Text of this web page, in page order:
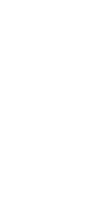
de manera
exigirles que
que hoy les ha
están
y futuro con
tal modo que
“las
las pongan “al
causas de la
de la juventud,
el desarrollo y el